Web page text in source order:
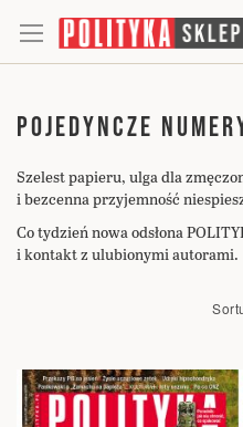
POJEDYNCZE
Szelest papieru, ulga dla
i bezcenna przyjemność
Co tydzień nowa odsłona
i kontakt z ulubionymi autorami.